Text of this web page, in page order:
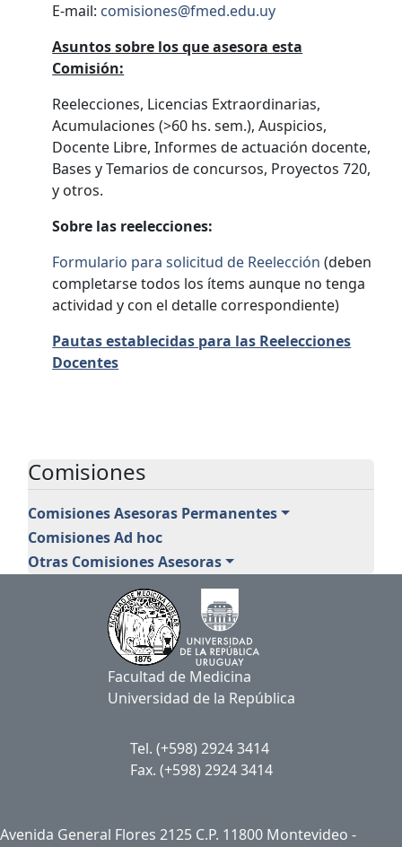
Comisiones
Comisiones Asesoras Permanentes
Comisiones Ad hoc
Otras Comisiones Asesoras
E-mail: comisiones@fmed.edu.uy
Asuntos sobre los que asesora esta
Comisión:
Reelecciones, Licencias Extraordinarias,
Acumulaciones (>60 hs. sem.), Auspicios,
Docente Libre, Informes de actuación docente,
Bases y Temarios de concursos, Proyectos 720,
y otros.
Sobre las reelecciones:
Formulario para solicitud de Reelección(deben
completarse todos los ítems aunque no tenga
actividad y con el detalle correspondiente)
Pautas establecidas para las Reelecciones
Docentes
Facultad de Medicina
Universidad de la República
Tel. (+598) 2924 3414
Fax. (+598) 2924 3414
Avenida General Flores 2125 C.P. 11800 Montevideo -